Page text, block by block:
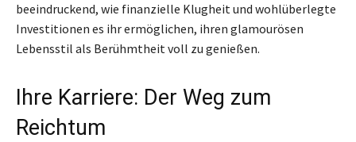
beeindruckend, wie finanzielle Klugheit und wohlüberlegte
Investitionen es ihr ermöglichen, ihren glamourösen
Lebensstil als Berühmtheit voll zu genießen.
Ihre Karriere: Der Weg zum
Reichtum